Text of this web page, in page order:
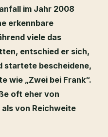
im Jahr 2008
erkennbare
viele das
entschied er sich,
startete bescheidene,
wie „Zwei bei Frank“.
oft eher von
von Reichweite